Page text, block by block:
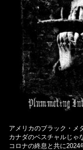
アメリカのブラック・メ
カナダのベスチャルじゃ
コロナの終息と共に